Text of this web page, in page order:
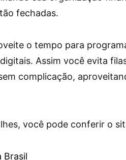
fechadas.
o tempo para
Assim você evita
complicação,
você pode conferir o
Brasil